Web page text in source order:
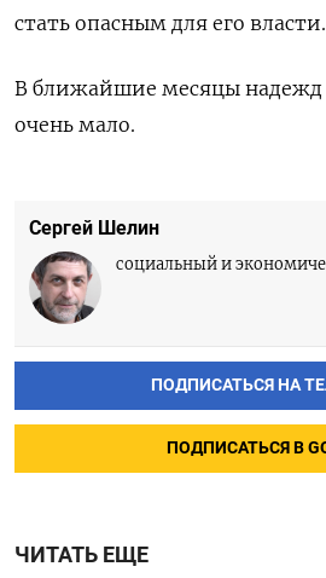
стать опасным для его власти.
В ближайшие месяцы надежд
очень мало.
Сергей Шелин
социальный и
ПОДПИСАТЬСЯ НА
ПОДПИСАТЬСЯ В
ЧИТАТЬ ЕЩЕ